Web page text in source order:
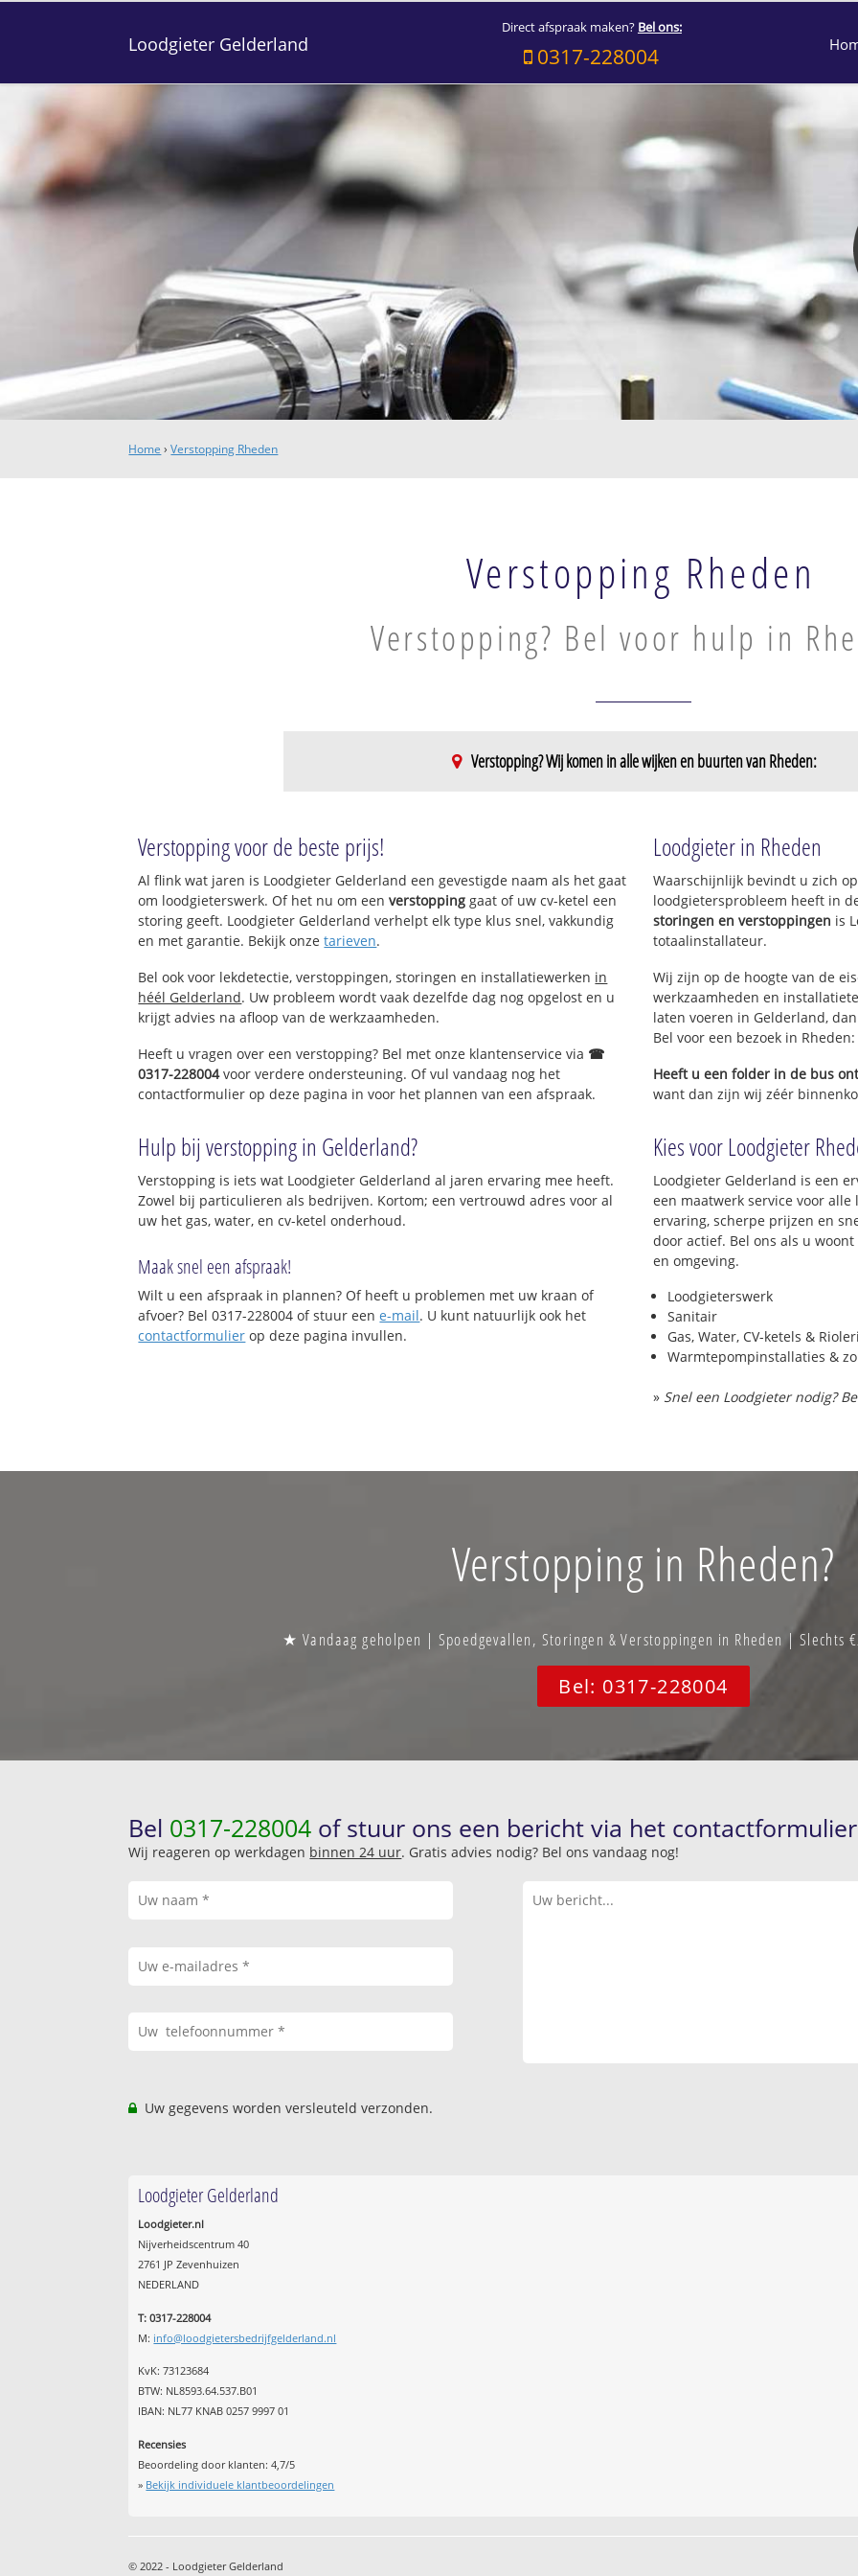
Loodgieter Gelderland
Direct afspraak maken? Bel ons:
0317-228004
Home ›Verstopping Rheden
Verstopping Rheden
Verstopping? Bel voor hulp in
Verstopping? Wij komen in alle wijken en buurten van Rheden:
Rheden-West ten westen van
Oranjeweg en Haverweg
Verstopping voor de beste prijs!
Al flink wat jaren is Loodgieter Gelderland een gevestigde naam als het gaat
om loodgieterswerk. Of het nu om eenverstopping gaat of uw cv-ketel een
storing geeft. Loodgieter Gelderland verhelpt elk type klus snel, vakkundig
en met garantie. Bekijk onzetarieven.
Bel ook voor lekdetectie, verstoppingen, storingen en installatiewerken in
héél Gelderland. Uw probleem wordt vaak dezelfde dag nog opgelost en u
krijgt advies na afloop van de werkzaamheden.
Heeft u vragen over een verstopping? Bel met onze klantenservice via ☎
0317-228004voor verdere ondersteuning. Of vul vandaag nog het
contactformulier op deze pagina in voor het plannen van een afspraak.
Hulp bij verstopping in Gelderland?
Verstopping is iets wat Loodgieter Gelderland al jaren ervaring mee heeft.
Zowel bij particulieren als bedrijven. Kortom; een vertrouwd adres voor al
uw het gas, water, en cv-ketel onderhoud.
Maak snel een afspraak!
Wilt u een afspraak in plannen? Of heeft u problemen met uw kraan of
afvoer? Bel 0317-228004 of stuur eene-mail. U kunt natuurlijk ook het
contactformulier op deze pagina invullen.
Loodgieter in Rheden
Waarschijnlijk bevindt u zich
loodgietersprobleem heeft in
storingen en verstoppingen is
totaalinstallateur.
Wij zijn op de hoogte van de
werkzaamheden en
laten voeren in Gelderland,
Bel voor een bezoek in
Heeft u een folder in de bus
want dan zijn wij zéér
Kies voor Loodgieter
Loodgieter Gelderland is een
een maatwerk service voor
ervaring, scherpe prijzen en
door actief. Bel ons als u
en omgeving.
Loodgieterswerk
Sanitair
Gas, Water, CV-ketels &
Warmtepompinstallaties &
» Snel een Loodgieter nodig?
Verstopping in Rheden?
★ Vandaag geholpen | Spoedgevallen, Storingen & Verstoppingen in Rheden |
Bel: 0317-228004
Bel 0317-228004 of stuur ons een bericht via het
Wij reageren op werkdagen binnen 24 uur. Gratis advies nodig? Bel ons vandaag nog!
Uw gegevens worden versleuteld verzonden.
Loodgieter Gelderland
Loodgieter.nl
Nijverheidscentrum 40
2761 JP Zevenhuizen
NEDERLAND
T: 0317-228004
M: info@loodgietersbedrijfgelderland.nl
KvK: 73123684
BTW: NL8593.64.537.B01
IBAN: NL77 KNAB 0257 9997 01
Recensies
Beoordeling door klanten:4,7/5
» Bekijk individuele klantbeoordelingen
© 2022 - Loodgieter Gelderland